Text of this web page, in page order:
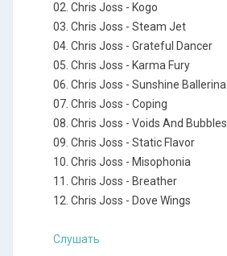
02. Chris Joss - Kogo
03. Chris Joss - Steam Jet
04. Chris Joss - Grateful Dancer
05. Chris Joss - Karma Fury
06. Chris Joss - Sunshine Ballerina
07. Chris Joss - Coping
08. Chris Joss - Voids And Bubbles
09. Chris Joss - Static Flavor
10. Chris Joss - Misophonia
11. Chris Joss - Breather
12. Chris Joss - Dove Wings
Слушать